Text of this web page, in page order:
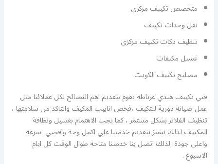
متخصص تكييف مركزي
نقل وحدات تكييف
تنظيف دكات تكييف مركزي
غسيل مكيفات
مصليح تكييف الكويت
فني تكييف هندي غرناطة يقوم بتقديم اهم النصائح لكل عملائنا مثل
عمل صيانة دورية للتكيف ،فحص انابيب المكيف والتاكد من سلامتها ،
تنظيف الفلاتر بشكل مستمر ، كما يجب الاهتمام بغسيل ونظافة
المكييف لذلك نتميز بتقديم خدمتنا علي اكمل وجة واقصي سرعه
واعلي جودة لذلك اتصل بنا خدمتنا متاحة طوال الوقت كل ايام
الاسبوع .